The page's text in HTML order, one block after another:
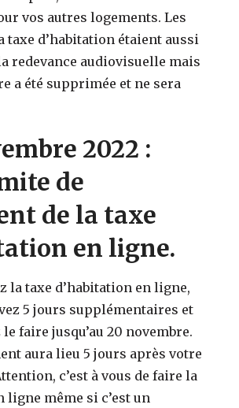
vos autres logements. Les
taxe d’habitation étaient aussi
redevance audiovisuelle mais
a été supprimée et ne sera
2022 :
de
de la taxe
en ligne.
la taxe d’habitation en ligne,
5 jours supplémentaires et
faire jusqu’au 20 novembre.
aura lieu 5 jours après votre
c’est à vous de faire la
ligne même si c’est un